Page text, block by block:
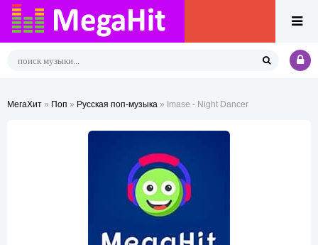
МегаХит » Поп » Русская поп-музыка » Imase - Night Dancer